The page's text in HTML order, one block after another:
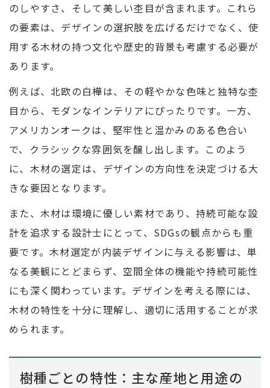
のしやすさ、そして美しい杢目が含まれます。これら
の要素は、デザインの選択肢を広げるだけでなく、使
用する木材の持つ文化や歴史的背景も考慮する必要が
あります。
例えば、北欧の白樺は、その軽やかな色味と独特な杢
目から、モダンなインテリアにぴったりです。一方、
アメリカンオークは、堅牢性と温かみのある色合い
で、クラシックな雰囲気を醸し出します。このよう
に、木材の選定は、デザインの方向性を決定づける大
きな要因となります。
また、木材は環境に優しい素材であり、持続可能な設
計を追求する設計士にとって、SDGsの観点からも重
要です。木材選定が内装デザインに与える影響は、単
なる美観にとどまらず、空間全体の機能や持続可能性
にも深く関わっています。デザインを考える際には、
木材の特性を十分に理解し、適切に活用することが求
められます。
樹種ごとの特性：主な産地と用途の